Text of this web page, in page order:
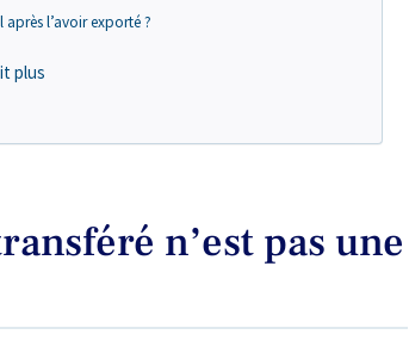
l’avoir exporté ?
plus
n’est pas une